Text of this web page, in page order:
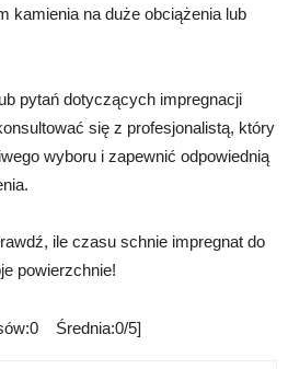
kamienia na duże obciążenia lub
pytań dotyczących impregnacji
się z profesjonalistą, który
wyboru i zapewnić odpowiednią
ile czasu schnie impregnat do
powierzchnie!
Średnia:0/5]